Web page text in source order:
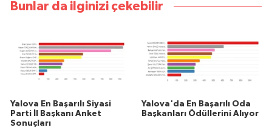
Bunlar da ilginizi çekebilir
Yalova En Başarılı Siyasi
Parti İl Başkanı Anket
Sonuçları
Yalova'da En Başarılı Oda
Başkanları Ödüllerini Alıyor